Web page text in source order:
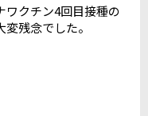
ワクチン4回目接種の
残念でした。